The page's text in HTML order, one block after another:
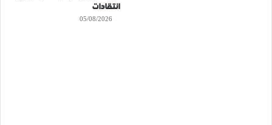
انتقادات
05/08/2026